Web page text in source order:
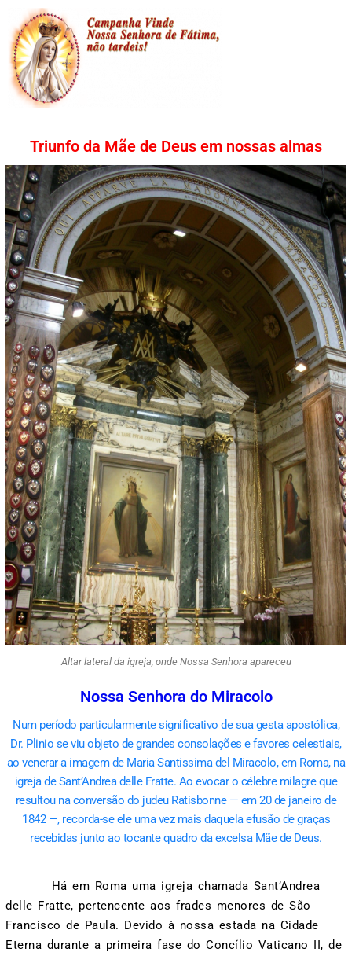
Triunfo da Mãe de Deus em nossas almas
Altar lateral da igreja, onde Nossa Senhora apareceu
Nossa Senhora do Miracolo
Num período particularmente significativo de sua gesta apostólica,
Dr. Plinio se viu objeto de grandes consolações e favores celestiais,
ao venerar a imagem de Maria Santissima del Miracolo, em Roma, na
igreja de Sant’Andrea delle Fratte. Ao evocar o célebre milagre que
resultou na conversão do judeu Ratisbonne — em 20 de janeiro de
1842 —, recorda-se ele uma vez mais daquela efusão de graças
recebidas junto ao tocante quadro da excelsa Mãe de Deus.
Há em Roma uma igreja chamada Sant’Andrea
delle Fratte, pertencente aos frades menores de São
Francisco de Paula. Devido à nossa estada na Cidade
Eterna durante a primeira fase do Concílio Vaticano II, de